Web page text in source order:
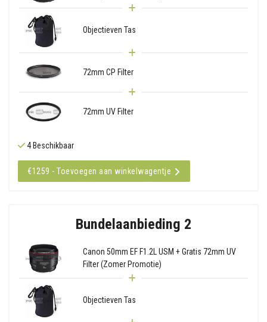
Objectieven Tas
72mm CP Filter
72mm UV Filter
4 Beschikbaar
€1259 - Toevoegen aan winkelwagentje
Bundelaanbieding 2
Canon 50mm EF F1.2L USM + Gratis 72mm UV
Filter (Zomer Promotie)
Objectieven Tas